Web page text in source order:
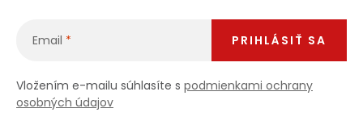
Email
Vložením e-mailu súhlasíte s podmienkami ochrany
osobných údajov
PRIHLÁSIŤ SA